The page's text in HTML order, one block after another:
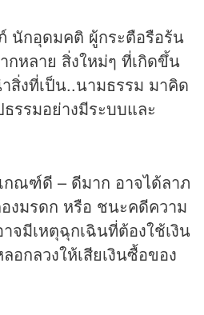
นักอุดมคติ ผู้กระตือรือร้น
กหลาย สิ่งใหม่ๆ ที่เกิดขึ้น
สิ่งที่เป็น..นามธรรม มาคิด
รรมอย่างมีระบบและ
กณฑ์ดี – ดีมาก อาจได้ลาภ
งมรดก หรือ ชนะคดีความ
จมีเหตุฉุกเฉินที่ต้องใช้เงิน
อกลวงให้เสียเงินซื้อของ